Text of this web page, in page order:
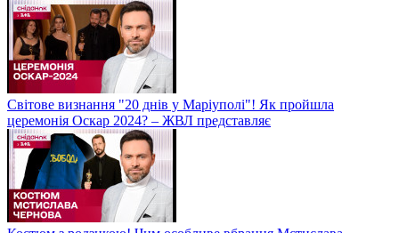
Світове визнання "20 днів у Маріуполі"! Як пройшла
церемонія Оскар 2024? – ЖВЛ представляє